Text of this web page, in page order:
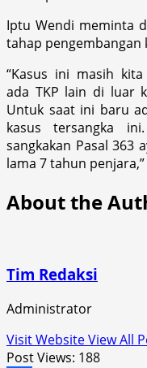
Iptu Wendi meminta
tahap pengembangan
“Kasus ini masih
ada TKP lain di luar
Untuk saat ini baru
kasus tersangka
sangkakan Pasal 363
lama 7 tahun
About the
Tim Redaksi
Administrator
Visit WebsiteView All
Post Views: 188